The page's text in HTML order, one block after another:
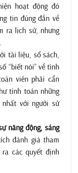
hoạt động đó
tin đúng đắn về
ra lịch sử, nhưng
tài liệu, sổ sách,
“biết nói” về tình
viên phải cẩn
tính toán những
nhất với người sử
năng động, sáng
đánh giá tham
các quyết định